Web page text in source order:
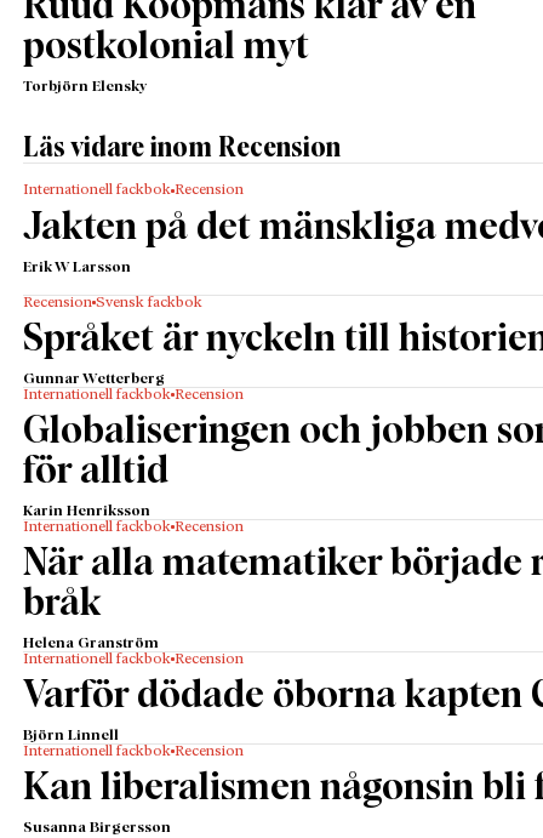
Ruud Koopmans klär av en
postkolonial myt
Torbjörn Elensky
Läs vidare inom Recension
Internationell fackbok Recension
Jakten på det mänskliga
Erik W Larsson
Recension Svensk fackbok
Språket är nyckeln till
Gunnar Wetterberg
Internationell fackbok Recension
Globaliseringen och jobben
för alltid
Karin Henriksson
Internationell fackbok Recension
När alla matematiker började
bråk
Helena Granström
Internationell fackbok Recension
Varför dödade öborna kapten
Björn Linnell
Internationell fackbok Recension
Kan liberalismen någonsin bli
Susanna Birgersson